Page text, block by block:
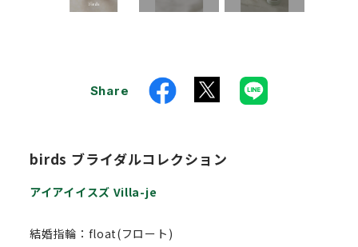
Share
birds ブライダルコレクション
アイアイイスズ Villa-je
結婚指輪：float(フロート)